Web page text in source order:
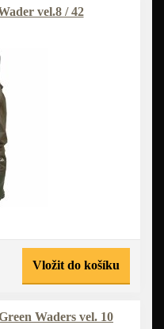
vel.8 / 42
Vložit do košíku
Waders vel. 10